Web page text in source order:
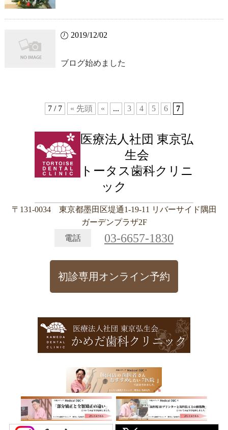
2019/12/02
ブログ始めました
7 / 7 « 先頭 « ... 3 4 5 6 7
医療法人社団 東京弘
生会
トータス歯科クリニ
ック
〒131-0034 東京都墨田区堤通1-19-11 リバーサイド隅田
ガーデンプラザ2F
電話
03-6657-1830
初診専用オンライン予約